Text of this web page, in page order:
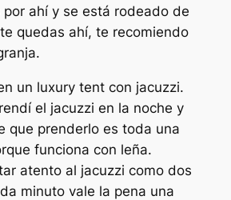
por ahí y se está rodeado de
quedas ahí, te recomiendo
un luxury tent con jacuzzi.
el jacuzzi en la noche y
que prenderlo es toda una
funciona con leña.
atento al jacuzzi como dos
minuto vale la pena una